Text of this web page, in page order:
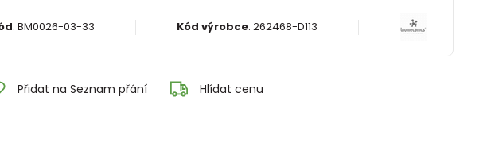
: BM0026-03-33 Kód výrobce: 262468-D113
Přidat na Seznam přání Hlídat cenu